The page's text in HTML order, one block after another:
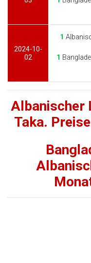
2024-10-
02
1
1
Albanischer
Taka.